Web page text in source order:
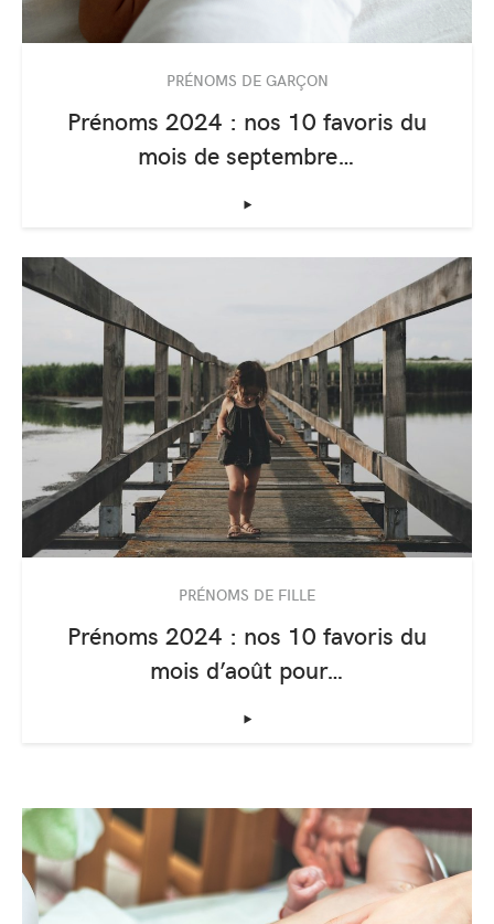
PRÉNOMS DE GARÇON
Prénoms 2024 : nos 10 favoris du
mois de septembre…
‣
PRÉNOMS DE FILLE
Prénoms 2024 : nos 10 favoris du
mois d’août pour…
‣